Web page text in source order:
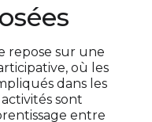
repose sur une
où les
dans les
sont
entre